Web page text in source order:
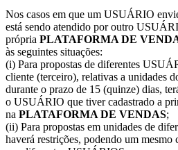
Nos casos em que um USUÁRIO
está sendo atendido por outro
própria PLATAFORMA DE
às seguintes situações:
(i) Para propostas de diferentes
cliente (terceiro), relativas a unidades
durante o prazo de 15 (quinze) dias,
o USUÁRIO que tiver cadastrado a
na PLATAFORMA DE VENDAS;
(ii) Para propostas em unidades de
haverá restrições, podendo um